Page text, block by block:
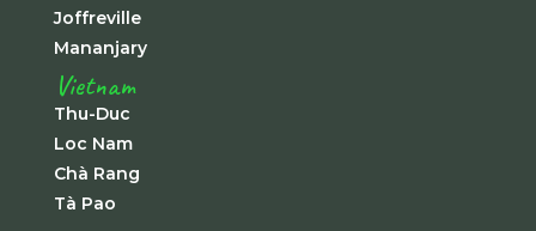
Joffreville
Mananjary
Vietnam
Thu-Duc
Loc Nam
Chà Rang
Tà Pao